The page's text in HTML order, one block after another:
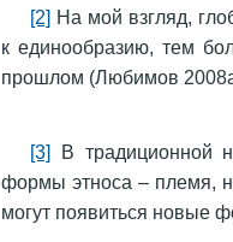
[2] На мой взгляд,
к единообразию, тем
прошлом (Любимов
[3] В традиционной
формы этноса – племя,
могут появиться новые